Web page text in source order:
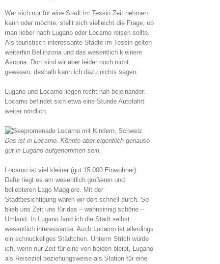
Wer sich nur für eine Stadt im Tessin Zeit nehmen
kann oder möchte, stellt sich vielleicht die Frage, ob
man lieber nach Lugano oder Locarno reisen sollte.
Als touristisch interessante Städte im Tessin gelten
weiterhin Bellinzona und das wesentlich kleinere
Ascona. Dort sind wir aber leider noch nicht
gewesen, deshalb kann ich dazu nichts sagen.
Lugano und Locarno liegen recht nah beieinander.
Locarno befindet sich etwa eine Stunde Autofahrt
weiter nördlich.
Das ist in Locarno. Könnte aber eigentlich genauso
gut in Lugano aufgenommen sein.
Locarno ist viel kleiner (gut 15.000 Einwohner).
Dafür liegt es am wesentlich größeren und
beliebteren Lago Maggiore. Mit der
Stadtbesichtigung waren wir dort schnell durch. So
blieb uns Zeit uns für das – wahnsinnig schöne –
Umland. In Lugano fand ich die Stadt selbst
wesentlich interessanter. Auch Locarno ist allerdings
ein schnuckeliges Städtchen. Unterm Strich würde
ich, wenn nur Zeit für eine von beiden bleibt, Lugano
als Reiseziel beziehungsweise als Station für eine